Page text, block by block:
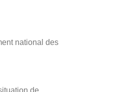
national des
de